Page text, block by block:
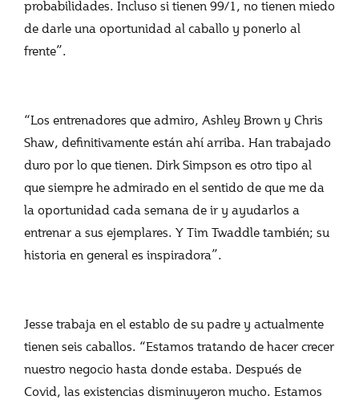
probabilidades. Incluso si tienen 99/1, no tienen miedo
de darle una oportunidad al caballo y ponerlo al
frente”.
“Los entrenadores que admiro, Ashley Brown y Chris
Shaw, definitivamente están ahí arriba. Han trabajado
duro por lo que tienen. Dirk Simpson es otro tipo al
que siempre he admirado en el sentido de que me da
la oportunidad cada semana de ir y ayudarlos a
entrenar a sus ejemplares. Y Tim Twaddle también; su
historia en general es inspiradora”.
Jesse trabaja en el establo de su padre y actualmente
tienen seis caballos. “Estamos tratando de hacer crecer
nuestro negocio hasta donde estaba. Después de
Covid, las existencias disminuyeron mucho. Estamos